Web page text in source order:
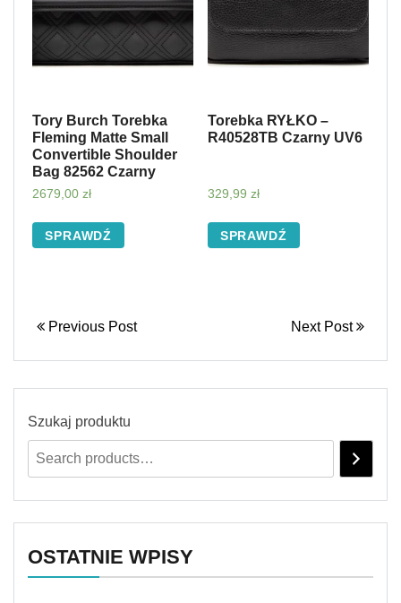
Tory Burch Torebka
Fleming Matte Small
Convertible Shoulder
Bag 82562 Czarny
2679,00 zł
SPRAWDŹ
Torebka RYŁKO –
R40528TB Czarny UV6
329,99 zł
SPRAWDŹ
Previous Post Next Post
Szukaj produktu
OSTATNIE WPISY